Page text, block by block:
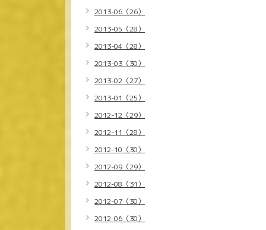
2013-06（26）
2013-05（28）
2013-04（28）
2013-03（30）
2013-02（27）
2013-01（25）
2012-12（29）
2012-11（28）
2012-10（30）
2012-09（29）
2012-08（31）
2012-07（30）
2012-06（30）